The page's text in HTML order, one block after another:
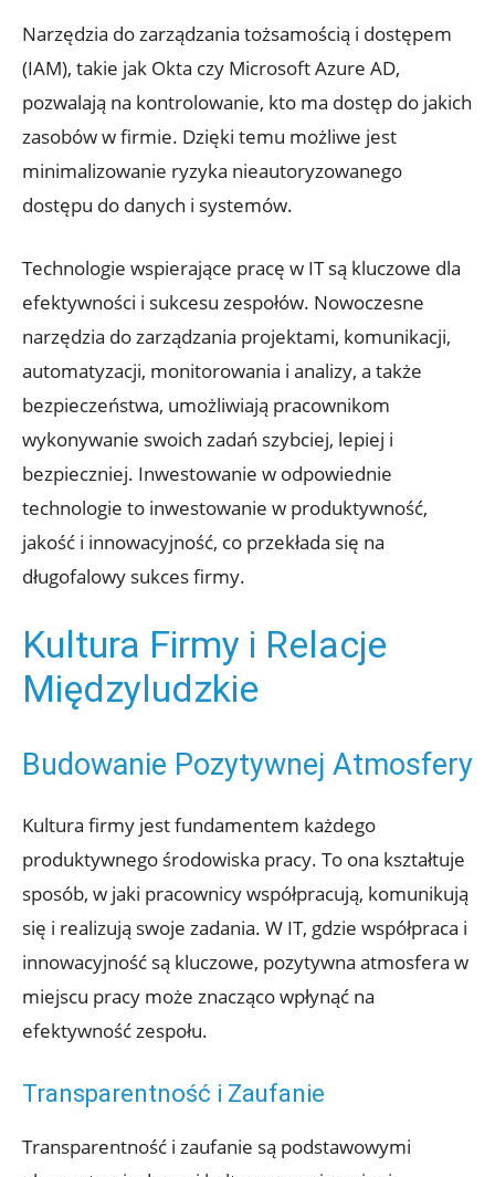
Narzędzia do zarządzania tożsamością i dostępem
(IAM), takie jak Okta czy Microsoft Azure AD,
pozwalają na kontrolowanie, kto ma dostęp do jakich
zasobów w firmie. Dzięki temu możliwe jest
minimalizowanie ryzyka nieautoryzowanego
dostępu do danych i systemów.
Technologie wspierające pracę w IT są kluczowe dla
efektywności i sukcesu zespołów. Nowoczesne
narzędzia do zarządzania projektami, komunikacji,
automatyzacji, monitorowania i analizy, a także
bezpieczeństwa, umożliwiają pracownikom
wykonywanie swoich zadań szybciej, lepiej i
bezpieczniej. Inwestowanie w odpowiednie
technologie to inwestowanie w produktywność,
jakość i innowacyjność, co przekłada się na
długofalowy sukces firmy.
Kultura Firmy i Relacje
Międzyludzkie
Budowanie Pozytywnej Atmosfery
Kultura firmy jest fundamentem każdego
produktywnego środowiska pracy. To ona kształtuje
sposób, w jaki pracownicy współpracują, komunikują
się i realizują swoje zadania. W IT, gdzie współpraca i
innowacyjność są kluczowe, pozytywna atmosfera w
miejscu pracy może znacząco wpłynąć na
efektywność zespołu.
Transparentność i Zaufanie
Transparentność i zaufanie są podstawowymi